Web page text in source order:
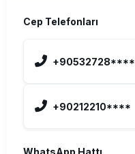
Cep Telefonları
+90532728****
+90212210****